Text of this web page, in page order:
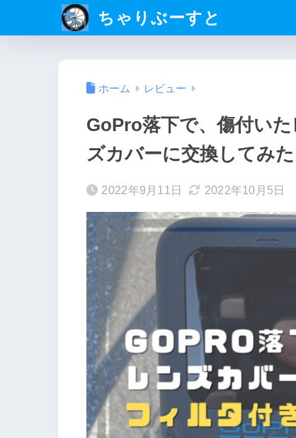
ちゃりぶーすと
ホーム レビュー
GoPro落下で、傷付い
ズカバーに交換してみた
2022年9月11日 2022年10月5日